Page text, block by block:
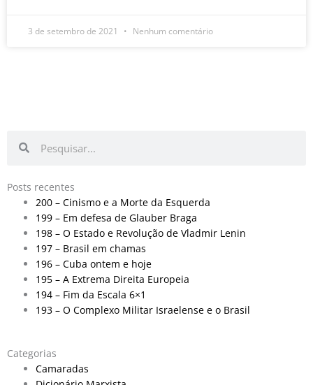
3 de setembro de 2021 Nenhum comentário
Posts recentes
200 – Cinismo e a Morte da Esquerda
199 – Em defesa de Glauber Braga
198 – O Estado e Revolução de Vladmir Lenin
197 – Brasil em chamas
196 – Cuba ontem e hoje
195 – A Extrema Direita Europeia
194 – Fim da Escala 6×1
193 – O Complexo Militar Israelense e o Brasil
Categorias
Camaradas